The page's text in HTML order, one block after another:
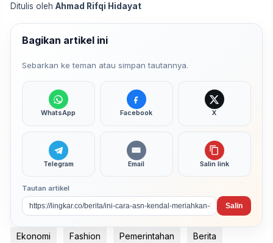
Ditulis oleh Ahmad Rifqi Hidayat
Bagikan artikel ini
Sebarkan ke teman atau simpan tautannya.
WhatsApp Facebook X
Telegram Email Salin link
Tautan artikel
Salin
Ekonomi Fashion Pemerintahan Berita